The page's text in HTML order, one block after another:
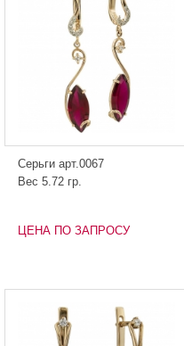
Серьги арт.0067
Вес 5.72 гр.
ЦЕНА ПО ЗАПРОСУ